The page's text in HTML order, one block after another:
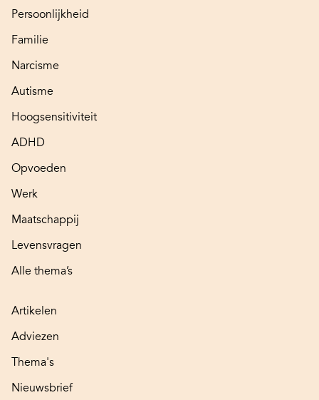
Persoonlijkheid
Familie
Narcisme
Autisme
Hoogsensitiviteit
ADHD
Opvoeden
Werk
Maatschappij
Levensvragen
Alle thema’s
Artikelen
Adviezen
Thema's
Nieuwsbrief